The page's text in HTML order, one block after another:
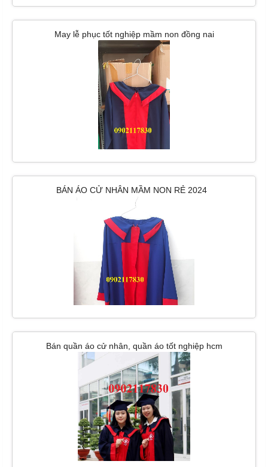
May lễ phục tốt nghiệp mầm non đồng nai
BÁN ÁO CỬ NHÂN MẦM NON RẺ 2024
Bán quần áo cử nhân, quần áo tốt nghiệp hcm